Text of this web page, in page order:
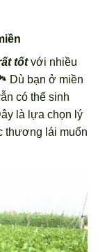
tốtvới nhiều
Dù bạn ở miền
có thể sinh
là lựa chọn lý
thương lái muốn